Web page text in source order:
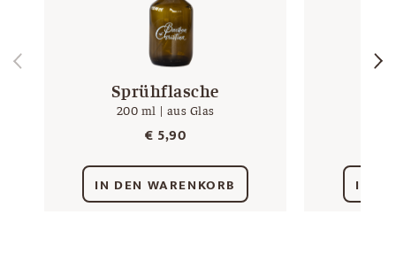
Sprühflasche
200 ml | aus Glas
€ 5,90
IN DEN WARENKORB IN